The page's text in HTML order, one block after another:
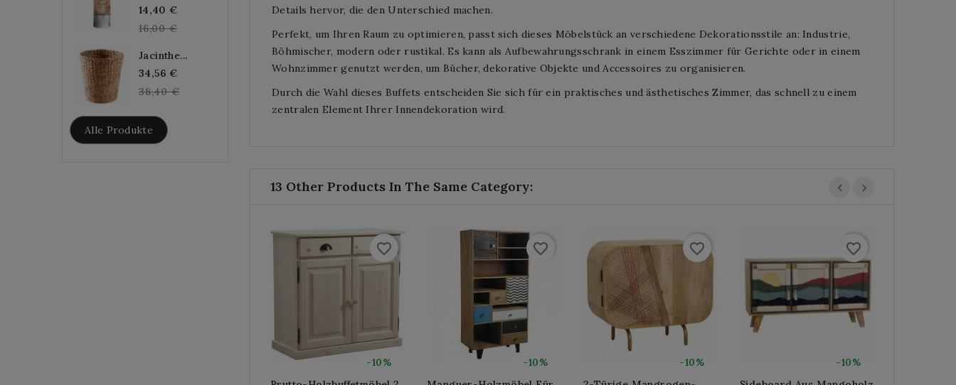
14,40 €
price
16,00 €
Jacinthe...
34,56 €
price
38,40 €
Alle Produkte
Details hervor, die den Unterschied machen.
Perfekt, um Ihren Raum zu optimieren, passt sich dieses Möbelstück an verschiedene Dekorationsstile an: Industrie,
Böhmischer, modern oder rustikal. Es kann als Aufbewahrungsschrank in einem Esszimmer für Gerichte oder in einem
Wohnzimmer genutzt werden, um Bücher, dekorative Objekte und Accessoires zu organisieren.
Durch die Wahl dieses Buffets entscheiden Sie sich für ein praktisches und ästhetisches Zimmer, das schnell zu einem
zentralen Element Ihrer Innendekoration wird.
13 Other Products In The Same Category:
-10%
favorite_border
-10%
favorite_border
-10%
favorite_border
-10%
favorite_border